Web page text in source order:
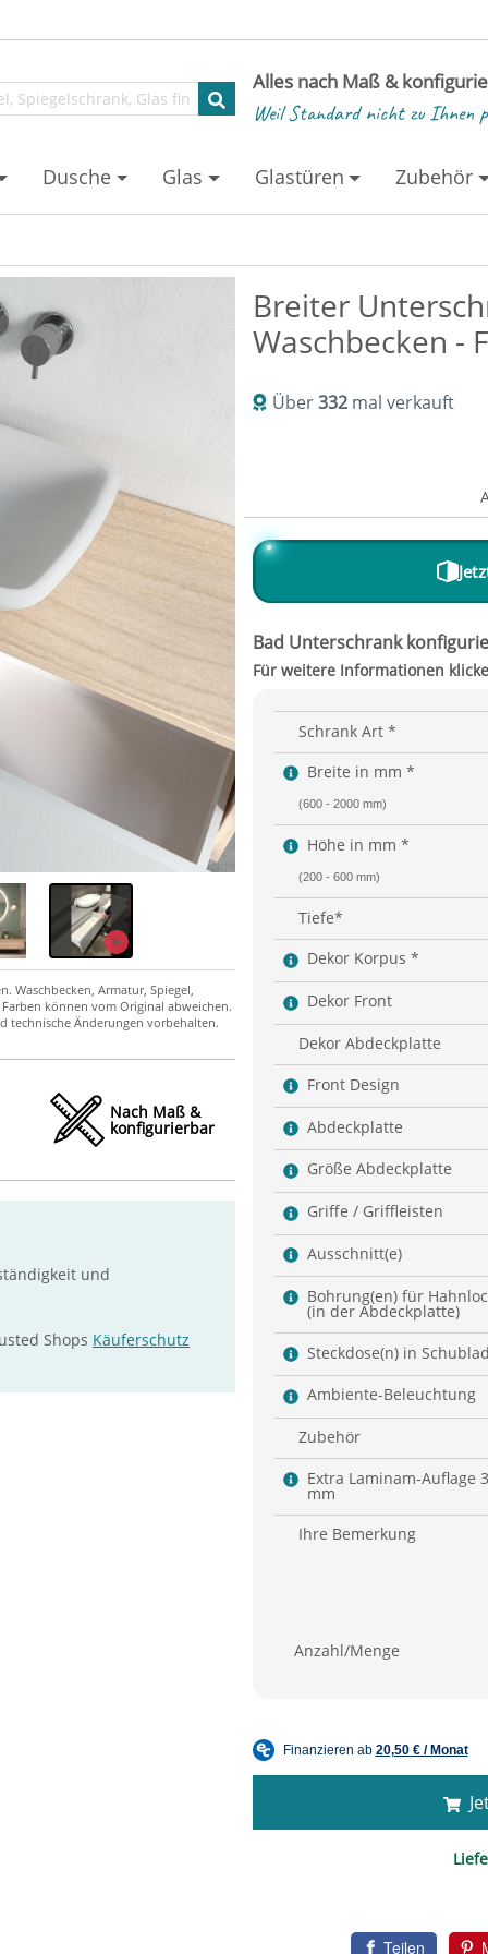
Alles nach Maß &
Weil Standard nicht zu Ihnen
Dusche Glas Glastüren Zubehör
Nach Maß &
konfigurierbar
und
Shops Käuferschutz
Breiter
Waschbecken -
Über332 mal verkauft
Schrank Art *
Breite in mm *
(600 - 2000 mm)
Höhe in mm *
(200 - 600 mm)
Tiefe*
Dekor Korpus *
Dekor Front
Dekor Abdeckplatte
Front Design
Abdeckplatte
Größe Abdeckplatte
Griffe / Griffleisten
Ausschnitt(e)
Bohrung(en) für
(in der Abdeckplatte)
Steckdose(n) in
Ambiente-Beleuchtung
Zubehör
Extra Laminam-Auflage 3
mm
Ihre Bemerkung
Anzahl/Menge
Teilen